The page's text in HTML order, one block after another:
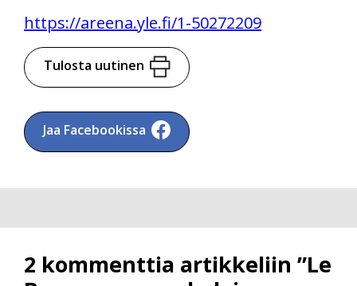
https://areena.yle.fi/1-50272209
Tulosta uutinen
Jaa Facebookissa
2 kommenttia artikkeliin ”Le